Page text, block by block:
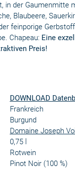
in der Gaumenmitte
Blaubeere,
feinporige
Chapeau: Eine
Preis!
DOWNLOAD
Frankreich
Burgund
Domaine Joseph
0,75 l
Rotwein
Pinot Noir (100 %)